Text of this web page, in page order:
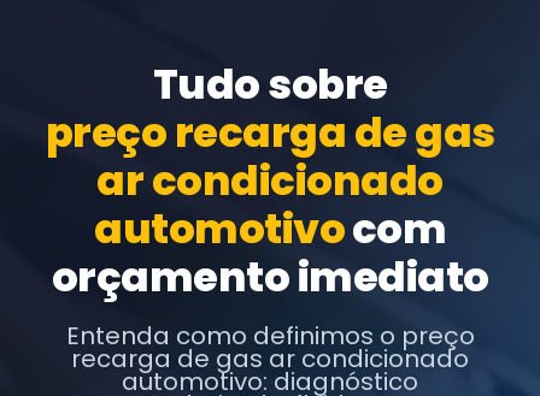
Tudo sobre
preço recarga de gas
ar condicionado
automotivocom
orçamento imediato
Entenda como definimos o preço
recarga de gas ar condicionado
automotivo: diagnóstico